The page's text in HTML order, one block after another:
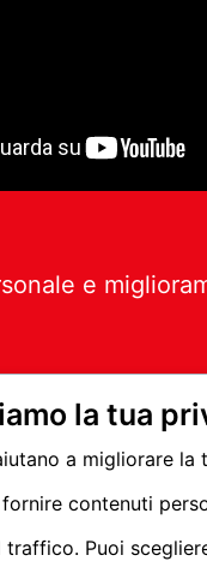
e
la tua
a migliorare la
contenuti
traffico. Puoi